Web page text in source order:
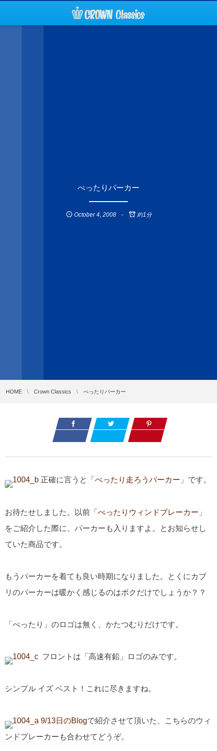
べったりパーカー
October 4 2008 約1分
HOME Crown Classics べったりパーカー
正確に言うと「 べったり走ろうパーカー 」です。
お待たせしました。以前「 べったりウィンドブレーカー 」
をご紹介した際に、パーカーも入りますよ。とお知らせし
ていた商品です。
もうパーカーを着ても良い時期になりました。とくにカブ
リのパーカーは暖かく感じるのはボクだけでしょうか？？
「べったり」のロゴは無く、かたつむりだけです。
フロントは「高速有鉛」ロゴのみです。
シンプル イズ ベスト！これに尽きますね。
9/13日のBlogで紹介させて頂いた、こちらのウィ
ンドブレーカーも合わせてどうぞ。